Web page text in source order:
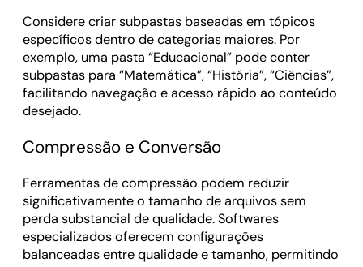
Considere criar subpastas baseadas em tópicos
específicos dentro de categorias maiores. Por
exemplo, uma pasta “Educacional” pode conter
subpastas para “Matemática”, “História”, “Ciências”,
facilitando navegação e acesso rápido ao conteúdo
desejado.
Compressão e Conversão
Ferramentas de compressão podem reduzir
significativamente o tamanho de arquivos sem
perda substancial de qualidade. Softwares
especializados oferecem configurações
balanceadas entre qualidade e tamanho, permitindo